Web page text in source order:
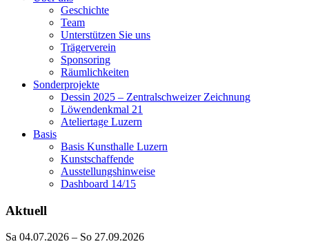
Geschichte
Team
Unterstützen Sie uns
Trägerverein
Sponsoring
Räumlichkeiten
Sonderprojekte
Dessin 2025 – Zentralschweizer Zeichnung
Löwendenkmal 21
Ateliertage Luzern
Basis
Basis Kunsthalle Luzern
Kunstschaffende
Ausstellungshinweise
Dashboard 14/15
Aktuell
Sa 04.07.2026 – So 27.09.2026